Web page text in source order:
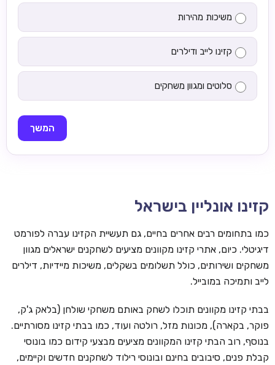
משיכות מהירות
קזינו לייב ודילרים
סלוטים ומגוון משחקים
המשך
קזינו אונליין בישראל
כמו בתחומים רבים אחרים בחיים, גם תעשיית הקזינו עברה לפורמט
דיגיטלי. כיום, אתרי קזינו מקוונים מציעים לשחקנים ישראלים מגוון
משחקים ושירותים, כולל תשלומים בשקלים, משיכות מיידיות, דילרים
לייב ותמיכה במובייל.
בבתי קזינו מקוונים תוכלו לשחק באותם משחקי שולחן (בלאק ג'ק,
פוקר, בקארה), מכונות מזל, רולטה ועוד, כמו בבתי קזינו מסורתיים.
בנוסף, רוב הבתי קזינו המקוונים מציעים מבצעי קידום כמו בונוסי
קבלת פנים, סיבובים בחינם ובונוסי רילוד לשחקנים חדשים וקיימים,